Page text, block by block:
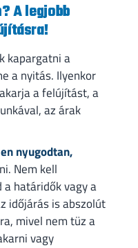
A legjobb
kapargatni a
a nyitás. Ilyenkor
a felújítást, a
az árak
nyugodtan,
Nem kell
határidők vagy a
időjárás is abszolút
mivel nem tüz a
vagy